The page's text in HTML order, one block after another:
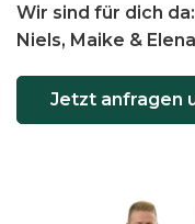
Wir sind für dich
Niels, Maike & Elena
Jetzt anfragen